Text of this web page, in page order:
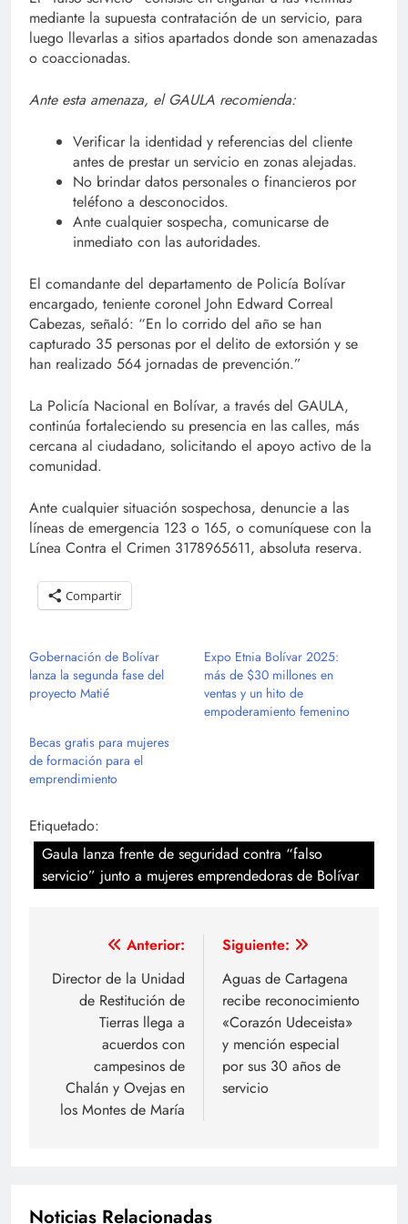
mediante la supuesta contratación de un servicio, para
luego llevarlas a sitios apartados donde son amenazadas
o coaccionadas.
Ante esta amenaza, el GAULA recomienda:
Verificar la identidad y referencias del cliente
antes de prestar un servicio en zonas alejadas.
No brindar datos personales o financieros por
teléfono a desconocidos.
Ante cualquier sospecha, comunicarse de
inmediato con las autoridades.
El comandante del departamento de Policía Bolívar
encargado, teniente coronel John Edward Correal
Cabezas, señaló: “En lo corrido del año se han
capturado 35 personas por el delito de extorsión y se
han realizado 564 jornadas de prevención.”
La Policía Nacional en Bolívar, a través del GAULA,
continúa fortaleciendo su presencia en las calles, más
cercana al ciudadano, solicitando el apoyo activo de la
comunidad.
Ante cualquier situación sospechosa, denuncie a las
líneas de emergencia 123 o 165, o comuníquese con la
Línea Contra el Crimen 3178965611, absoluta reserva.
Compartir
Gobernación de Bolívar
lanza la segunda fase del
proyecto Matié
Expo Etnia Bolívar 2025:
más de $30 millones en
ventas y un hito de
empoderamiento femenino
Becas gratis para mujeres
de formación para el
emprendimiento
Etiquetado:
Gaula lanza frente de seguridad contra “falso
servicio” junto a mujeres emprendedoras de Bolívar
Navegación
de
entradas
Anterior:
Director de la Unidad
de Restitución de
Tierras llega a
acuerdos con
campesinos de
Chalán y Ovejas en
los Montes de María
Siguiente:
Aguas de Cartagena
recibe reconocimiento
«Corazón Udeceista»
y mención especial
por sus 30 años de
servicio
Noticias Relacionadas